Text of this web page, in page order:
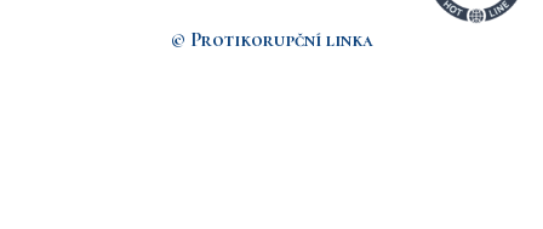
© Protikorupční linka